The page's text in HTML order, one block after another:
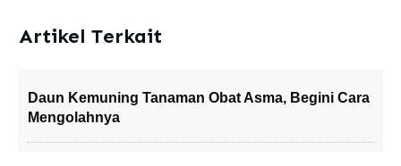
Artikel Terkait
Daun Kemuning Tanaman Obat Asma, Begini Cara
Mengolahnya